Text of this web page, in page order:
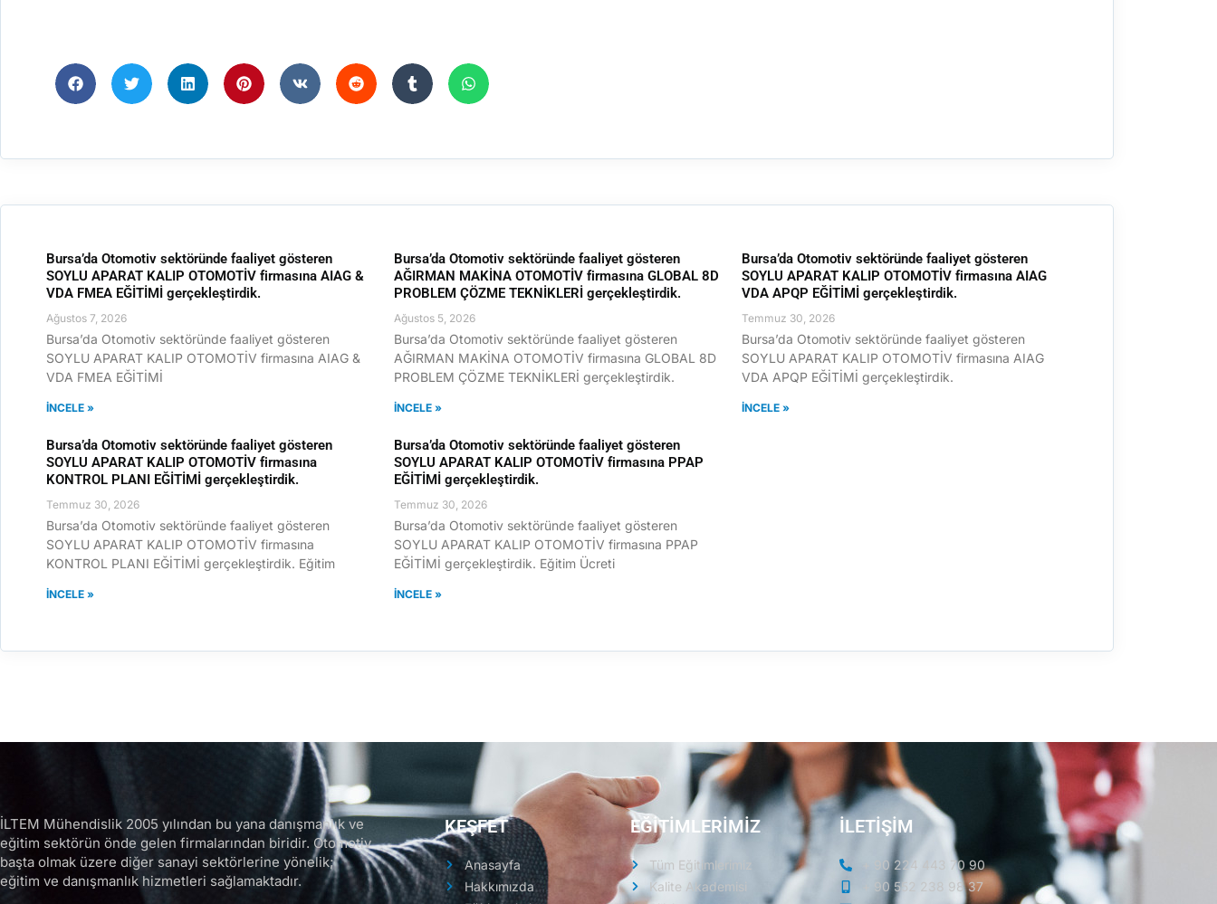
Bursa’da Otomotiv sektöründe faaliyet gösteren
SOYLU APARAT KALIP OTOMOTİV firmasına AIAG &
VDA FMEA EĞİTİMİ gerçekleştirdik.
Ağustos 7, 2026
Bursa’da Otomotiv sektöründe faaliyet gösteren
SOYLU APARAT KALIP OTOMOTİV firmasına AIAG &
VDA FMEA EĞİTİMİ
İNCELE »
Bursa’da Otomotiv sektöründe faaliyet gösteren
AĞIRMAN MAKİNA OTOMOTİV firmasına GLOBAL 8D
PROBLEM ÇÖZME TEKNİKLERİ gerçekleştirdik.
Ağustos 5, 2026
Bursa’da Otomotiv sektöründe faaliyet gösteren
AĞIRMAN MAKİNA OTOMOTİV firmasına GLOBAL 8D
PROBLEM ÇÖZME TEKNİKLERİ gerçekleştirdik.
İNCELE »
Bursa’da Otomotiv sektöründe faaliyet gösteren
SOYLU APARAT KALIP OTOMOTİV firmasına AIAG
VDA APQP EĞİTİMİ gerçekleştirdik.
Temmuz 30, 2026
Bursa’da Otomotiv sektöründe faaliyet gösteren
SOYLU APARAT KALIP OTOMOTİV firmasına AIAG
VDA APQP EĞİTİMİ gerçekleştirdik.
İNCELE »
Bursa’da Otomotiv sektöründe faaliyet gösteren
SOYLU APARAT KALIP OTOMOTİV firmasına
KONTROL PLANI EĞİTİMİ gerçekleştirdik.
Temmuz 30, 2026
Bursa’da Otomotiv sektöründe faaliyet gösteren
SOYLU APARAT KALIP OTOMOTİV firmasına
KONTROL PLANI EĞİTİMİ gerçekleştirdik. Eğitim
İNCELE »
Bursa’da Otomotiv sektöründe faaliyet gösteren
SOYLU APARAT KALIP OTOMOTİV firmasına PPAP
EĞİTİMİ gerçekleştirdik.
Temmuz 30, 2026
Bursa’da Otomotiv sektöründe faaliyet gösteren
SOYLU APARAT KALIP OTOMOTİV firmasına PPAP
EĞİTİMİ gerçekleştirdik. Eğitim Ücreti
İNCELE »
İLTEM Mühendislik 2005 yılından bu yana danışmanlık ve
eğitim sektörün önde gelen firmalarından biridir. Otomotiv
başta olmak üzere diğer sanayi sektörlerine yönelik;
eğitim ve danışmanlık hizmetleri sağlamaktadır.
KEŞFET
Anasayfa
Hakkımızda
EĞİTİMLERİMİZ
Tüm Eğitimlerimiz
Kalite Akademisi
İLETİŞİM
+ 90 224 443 70 90
+ 90 552 238 98 37